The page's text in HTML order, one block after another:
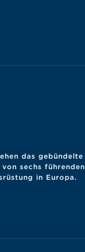
das gebündelte
sechs führenden
in Europa.